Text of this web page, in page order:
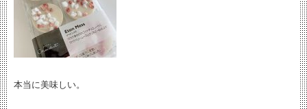
本当に美味しい。